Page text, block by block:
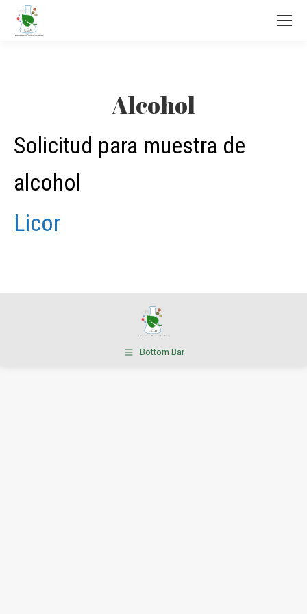
Alcohol
Solicitud para muestra de
alcohol
Licor
Bottom Bar